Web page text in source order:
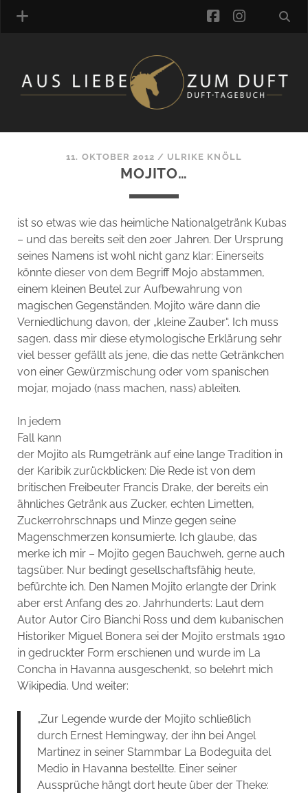
MANUFAKTUREN
DUFTNOTEN
SCHLAGWORTE
LINK-SAMMLUNG
ARTIKEL-ARCHIV
ONLINE-SHOP
DAS ALZD-TEAM
facebook
11. OKTOBER 2012 / ULRIKE KNÖLL
MOJITO…
ist so etwas wie das heimliche Nationalgetränk Kubas
– und das bereits seit den 20er Jahren. Der Ursprung
seines Namens ist wohl nicht ganz klar: Einerseits
könnte dieser von dem Begriff Mojo abstammen,
einem kleinen Beutel zur Aufbewahrung von
magischen Gegenständen. Mojito wäre dann die
Verniedlichung davon, der „kleine Zauber“. Ich muss
sagen, dass mir diese etymologische Erklärung sehr
viel besser gefällt als jene, die das nette Getränkchen
von einer Gewürzmischung oder vom spanischen
mojar, mojado (nass machen, nass) ableiten.
In jedem
Fall kann
der Mojito als Rumgetränk auf eine lange Tradition in
der Karibik zurückblicken: Die Rede ist von dem
britischen Freibeuter Francis Drake, der bereits ein
ähnliches Getränk aus Zucker, echten Limetten,
Zuckerrohrschnaps und Minze gegen seine
Magenschmerzen konsumierte. Ich glaube, das
merke ich mir – Mojito gegen Bauchweh, gerne auch
tagsüber. Nur bedingt gesellschaftsfähig heute,
befürchte ich. Den Namen Mojito erlangte der Drink
aber erst Anfang des 20. Jahrhunderts: Laut dem
Autor Autor Ciro Bianchi Ross und dem kubanischen
Historiker Miguel Bonera sei der Mojito erstmals 1910
in gedruckter Form erschienen und wurde im La
Concha in Havanna ausgeschenkt, so belehrt mich
Wikipedia. Und weiter:
„Zur Legende wurde der Mojito schließlich
durch Ernest Hemingway, der ihn bei Angel
Martinez in seiner Stammbar La Bodeguita del
Medio in Havanna bestellte. Einer seiner
Aussprüche hängt dort heute über der Theke: